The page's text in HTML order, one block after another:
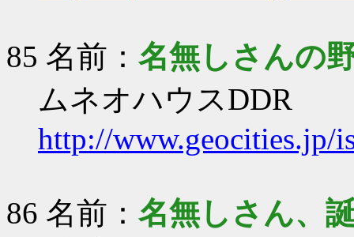
85 名前： 名無しさんの
ムネオハウスDDR
http://www.geocities.jp/
86 名前： 名無しさん、